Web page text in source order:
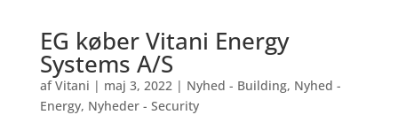
EG køber Vitani Energy
Systems A/S
afVitani | maj 3, 2022| Nyhed - Building, Nyhed -
Energy, Nyheder - Security